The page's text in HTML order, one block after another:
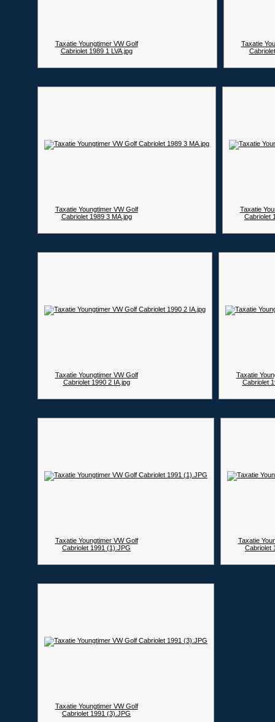
Taxatie Youngtimer VW Golf
Cabriolet 1989 1 LVA.jpg
Taxatie
Taxatie Youngtimer VW Golf
Cabriolet 1989 3 MA.jpg
Taxatie
Cabriolet
Taxatie Youngtimer VW Golf
Cabriolet 1990 2 IA.jpg
Taxatie
Cabriolet
Taxatie Youngtimer VW Golf
Cabriolet 1991 (1).JPG
Taxatie
Cabriolet
Taxatie Youngtimer VW Golf
Cabriolet 1991 (3).JPG